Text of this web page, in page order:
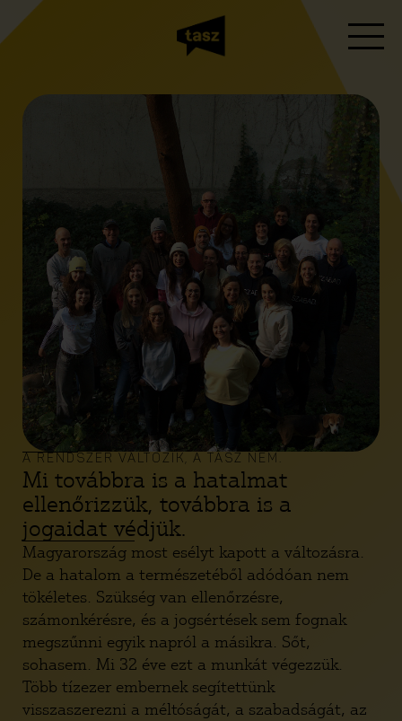
A RENDSZER VÁLTOZIK, A TASZ NEM.
Mi továbbra is a hatalmat
ellenőrizzük, továbbra is a
jogaidat védjük.
Magyarország most esélyt kapott a változásra.
De a hatalom a természetéből adódóan nem
tökéletes. Szükség van ellenőrzésre,
számonkérésre, és a jogsértések sem fognak
megszűnni egyik napról a másikra. Sőt,
sohasem. Mi 32 éve ezt a munkát végezzük.
Több tízezer embernek segítettünk
visszaszerezni a méltóságát, a szabadságát, az